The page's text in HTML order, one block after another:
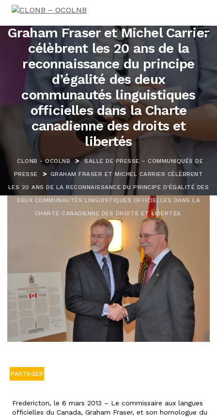
Graham Fraser et Michel Carrier
célèbrent les 20 ans de la
reconnaissance du principe
d’égalité des deux
communautés linguistiques
officielles dans la Charte
canadienne des droits et
libertés
CLONB - OCOLNB > SALLE DE PRESSE – COMMUNIQUÉS DE
PRESSE
> GRAHAM FRASER ET MICHEL CARRIER CÉLÈBRENT
LES 20 ANS DE LA RECONNAISSANCE DU PRINCIPE D’ÉGALITÉ DES
DEUX COMMUNAUTÉS LINGUISTIQUES OFFICIELLES DANS LA
CHARTE CANADIENNE DES DROITS ET LIBERTÉS
PARTAGER
Fredericton, le 6 mars 2013 – Le commissaire aux langues
officielles du Canada, Graham Fraser, et son homologue du